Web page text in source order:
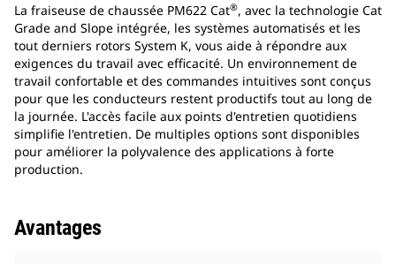
La fraiseuse de chaussée PM622 Cat®, avec la technologie Cat
Grade and Slope intégrée, les systèmes automatisés et les
tout derniers rotors System K, vous aide à répondre aux
exigences du travail avec efficacité. Un environnement de
travail confortable et des commandes intuitives sont conçus
pour que les conducteurs restent productifs tout au long de
la journée. L'accès facile aux points d'entretien quotidiens
simplifie l'entretien. De multiples options sont disponibles
pour améliorer la polyvalence des applications à forte
production.
Avantages